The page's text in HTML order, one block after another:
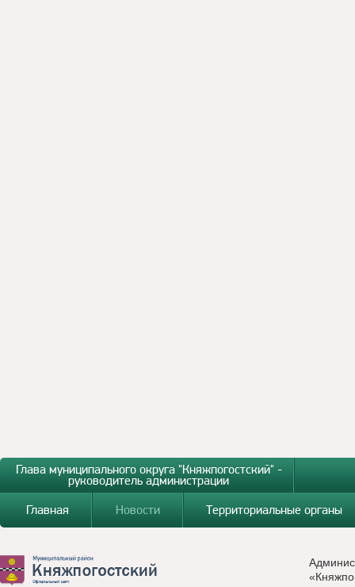
Глава муниципального округа "Княжпогостский" -
руководитель администрации
Главная
Новости Территориальные органы